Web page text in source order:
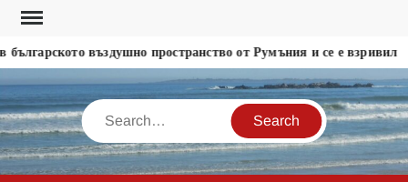
Skip
content
въздушно пространство от Румъния и се е взривил
Search